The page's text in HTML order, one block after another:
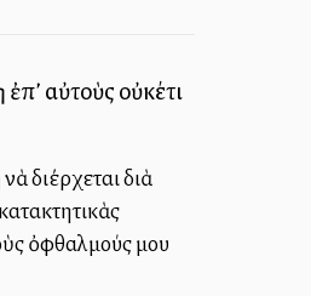
αὐτοὺς οὐκέτι
διέρχεται διὰ
ὀφθαλμούς μου